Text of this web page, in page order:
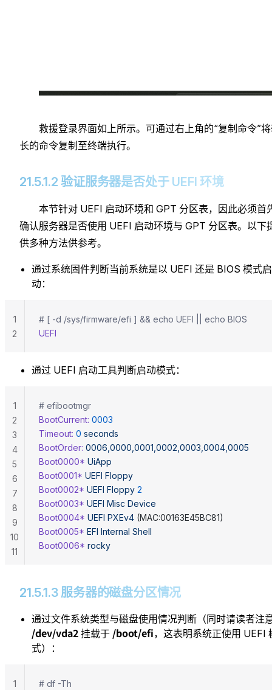
救援登录界面如上所示。可通过右上角的“复制命令”
长的命令复制至终端执行。
21.5.1.2 验证服务器是否处于 UEFI 环境
本节针对 UEFI 启动环境和 GPT 分区表，因此必须首
确认服务器是否使用 UEFI 启动环境与 GPT 分区表。以下
供多种方法供参考。
通过系统固件判断当前系统是以 UEFI 还是 BIOS 模式启
动：
# [ -d /sys/firmware/efi ] && echo UEFI || echo BIOS
UEFI
1
2
通过 UEFI 启动工具判断启动模式：
# efibootmgr
BootCurrent: 0003
Timeout: 0 seconds
BootOrder: 0006,0000,0001,0002,0003,0004,0005
Boot0000* UiApp
Boot0001* UEFI Floppy
Boot0002* UEFI Floppy 2
Boot0003* UEFI Misc Device
Boot0004* UEFI PXEv4 (MAC:00163E45BC81)
Boot0005* EFI Internal Shell
Boot0006* rocky
1
2
3
4
5
6
7
8
9
10
11
21.5.1.3 服务器的磁盘分区情况
通过文件系统类型与磁盘使用情况判断（同时请读者注
/dev/vda2 挂载于 /boot/efi，这表明系统正使用 UEFI
式）：
# df -Th
1